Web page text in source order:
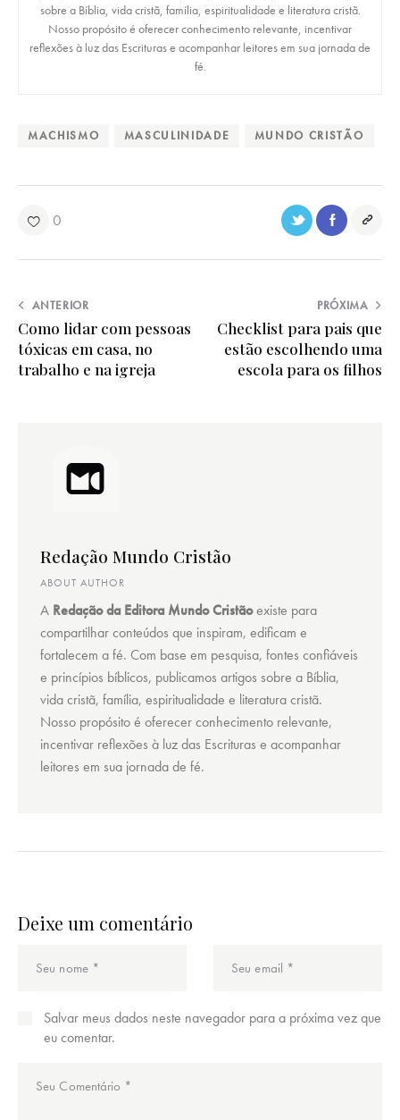
sobre a Bíblia, vida cristã, família, espiritualidade e literatura cristã.
Nosso propósito é oferecer conhecimento relevante, incentivar
reflexões à luz das Escrituras e acompanhar leitores em sua jornada de
fé.
MACHISMO MASCULINIDADE MUNDO CRISTÃO
0
ANTERIOR
Como lidar com pessoas
tóxicas em casa, no
trabalho e na igreja
PRÓXIMA
Checklist para pais que
estão escolhendo uma
escola para os filhos
Redação Mundo Cristão
ABOUT AUTHOR
A Redação da Editora Mundo Cristãoexiste para
compartilhar conteúdos que inspiram, edificam e
fortalecem a fé. Com base em pesquisa, fontes confiáveis
e princípios bíblicos, publicamos artigos sobre a Bíblia,
vida cristã, família, espiritualidade e literatura cristã.
Nosso propósito é oferecer conhecimento relevante,
incentivar reflexões à luz das Escrituras e acompanhar
leitores em sua jornada de fé.
Deixe um comentário
Salvar meus dados neste navegador para a próxima vez que
eu comentar.